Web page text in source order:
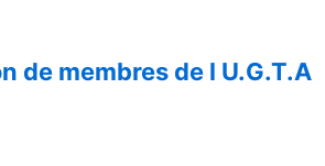
de membres de l U.G.T.A